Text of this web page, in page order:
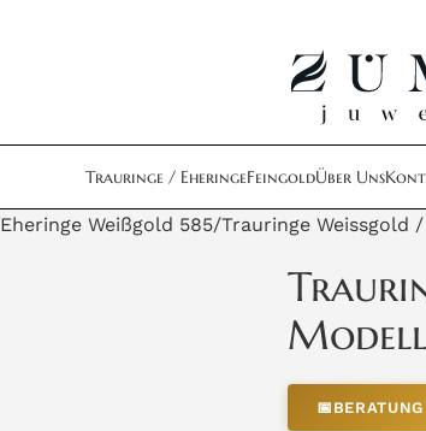
Trauringe / EheringeFeingoldÜber Uns
Eheringe Weißgold 585 Trauringe Weissgold
📅